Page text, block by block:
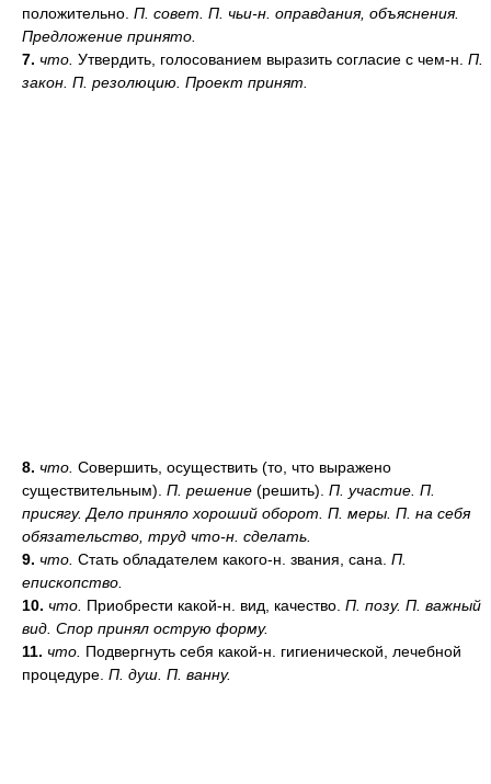
положительно. П. совет. П. чьи-н. оправдания, объяснения.
Предложение принято.
7. что. Утвердить, голосованием выразить согласие с чем-н. П.
закон. П. резолюцию. Проект принят.
8. что. Совершить, осуществить (то, что выражено
существительным). П. решение (решить). П. участие. П.
присягу. Дело приняло хороший оборот. П. меры. П. на себя
обязательство, труд что-н. сделать.
9. что. Стать обладателем какого-н. звания, сана. П.
епископство.
10. что. Приобрести какой-н. вид, качество. П. позу. П. важный
вид. Спор принял острую форму.
11. что. Подвергнуть себя какой-н. гигиенической, лечебной
процедуре. П. душ. П. ванну.